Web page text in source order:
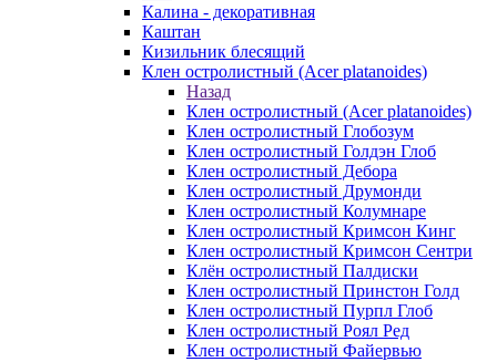
Калина - декоративная
Каштан
Кизильник блесящий
Клен остролистный (Acer platanoides)
Назад
Клен остролистный (Acer platanoides)
Клен остролистный Глобозум
Клен остролистный Голдэн Глоб
Клен остролистный Дебора
Клен остролистный Друмонди
Клен остролистный Колумнаре
Клен остролистный Кримсон Кинг
Клен остролистный Кримсон Сентри
Клён остролистный Палдиски
Клен остролистный Принстoн Голд
Клен остролистный Пурпл Глоб
Клен остролистный Роял Ред
Клен остролистный Файервью